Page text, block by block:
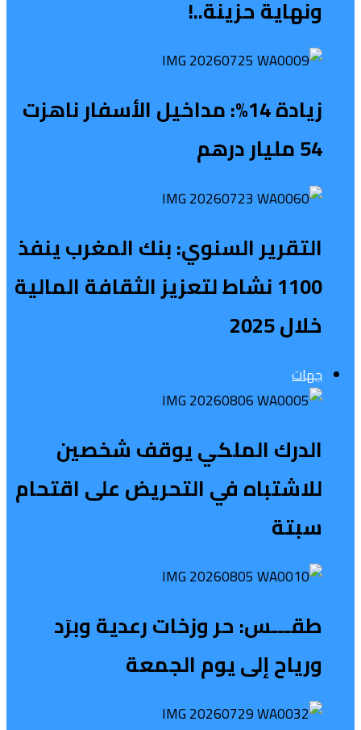
ونهاية حزينة..!
زيادة 14%: مداخيل الأسفار ناهزت
54 مليار درهم
التقرير السنوي: بنك المغرب ينفذ
1100 نشاط لتعزيز الثقافة المالية
خلال 2025
جهات
الدرك الملكي يوقف شخصين
للاشتباه في التحريض على اقتحام
سبتة
طقـــس: حر وزخات رعدية وبرَد
ورياح إلى يوم الجمعة